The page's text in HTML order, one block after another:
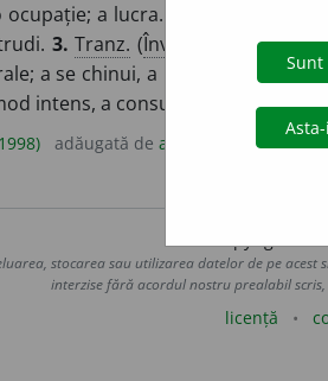
ocupație; a lucra. ♦
A
3. Tranz. (Înv. ) A
a se chinui, a pătimi. ♦
Tranz.
intens, a consuma. ◊
Expr.(Refl.)
adăugată de ana_zecheru
Copyright ©
stocarea sau utilizarea datelor de pe acest
interzise fără acordul nostru prealabil
licență